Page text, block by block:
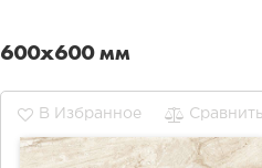
600x600 мм
В Избранное Сравнить